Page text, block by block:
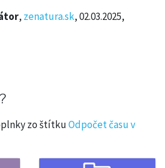
, zenatura.sk, 02.03.2025,
zo štítkuOdpočet času v